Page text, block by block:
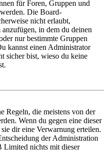
für Foren, Gruppen und
Die Board-
nicht erlaubt,
in dem du deinen
nur bestimmte Gruppen
kannst einen Administrator
sicher bist, wieso du keine
Regeln, die meistens von der
Wenn du gegen eine dieser
dir eine Verwarnung erteilen.
der Administration
Limited nichts mit dieser